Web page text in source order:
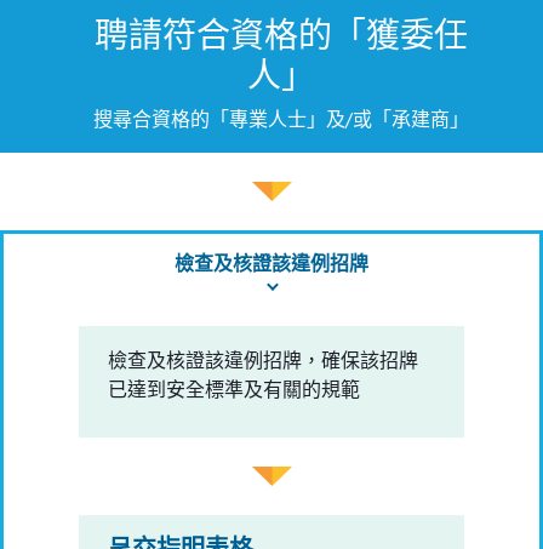
聘請符合資格的「獲委任
人」
搜尋合資格的「專業人士」及/或「承建商」
檢查及核證該違例招牌
檢查及核證該違例招牌，確保該招牌
已達到安全標準及有關的規範